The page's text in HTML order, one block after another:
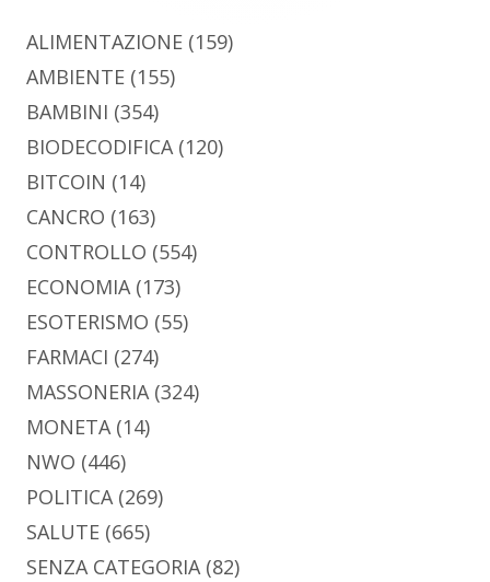
ALIMENTAZIONE (159)
AMBIENTE (155)
BAMBINI (354)
BIODECODIFICA(120)
BITCOIN (14)
CANCRO (163)
CONTROLLO (554)
ECONOMIA(173)
ESOTERISMO (55)
FARMACI (274)
MASSONERIA(324)
MONETA(14)
NWO (446)
POLITICA(269)
SALUTE (665)
SENZA CATEGORIA(82)